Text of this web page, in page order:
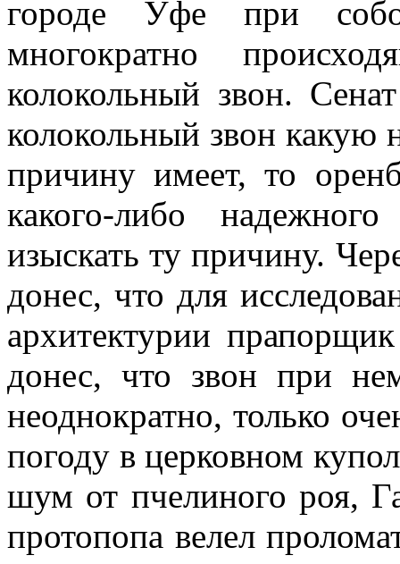
городе Уфе при
многократно
колокольный звон.
колокольный звон какую
причину имеет, то
какого-либо
изыскать ту причину.
донес, что для
архитектурии
донес, что звон при
неоднократно, только
погоду в церковном
шум от пчелиного роя,
протопопа велел